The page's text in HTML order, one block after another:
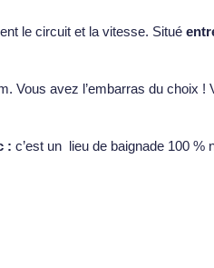
le circuit et la vitesse. Situé
Vous avez l’embarras du choix
: c’est un lieu de baignade 100